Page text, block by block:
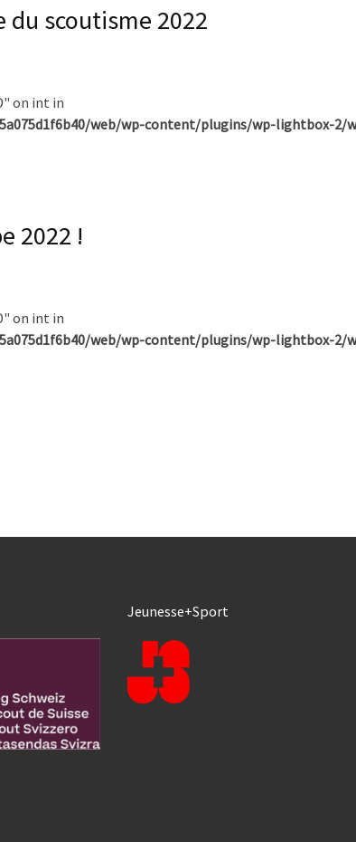
scoutisme 2022
on int in
web/wp-content/plugins/wp-lightbox-2/
2022 !
on int in
web/wp-content/plugins/wp-lightbox-2/
Jeunesse+Sport